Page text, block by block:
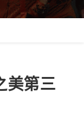
美第三